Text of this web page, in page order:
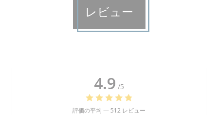
レビュー
4.9 /5
評価の平均 —512 レビュー